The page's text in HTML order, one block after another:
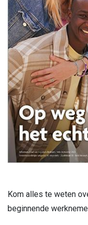
Kom alles te weten
beginnende